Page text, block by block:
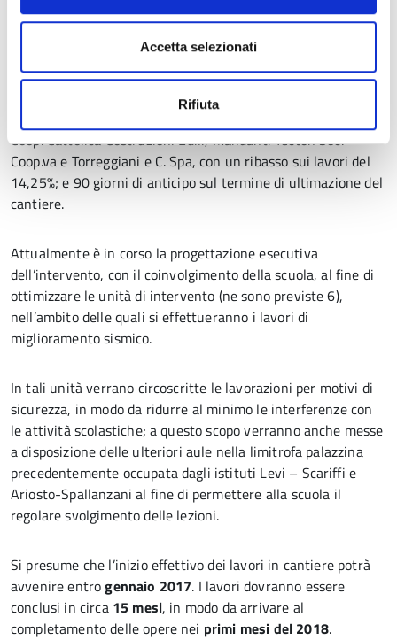
Accetta selezionati
Rifiuta
progetto definitivo, effettuata con il criterio dell’offerta
agosto, ad aggiudicarsi l’appalto, per il“Miglioramento anti-
sismico e messa in sicurezza del Fabbricato denominato
“Ex palazzo della Concezione” sede del Liceo Artistico
Coop. Cattolica Costruzioni Edili, Mandanti Tecton Soc.
Coop.va e Torreggiani e C. Spa, con un ribasso sui lavori del
14,25%; e 90 giorni di anticipo sul termine di ultimazione del
cantiere.
Attualmente è in corso la progettazione esecutiva
dell’intervento, con il coinvolgimento della scuola, al fine di
ottimizzare le unità di intervento (ne sono previste 6),
nell’ambito delle quali si effettueranno i lavori di
miglioramento sismico.
In tali unità verrano circoscritte le lavorazioni per motivi di
sicurezza, in modo da ridurre al minimo le interferenze con
le attività scolastiche; a questo scopo verranno anche messe
a disposizione delle ulteriori aule nella limitrofa palazzina
precedentemente occupata dagli istituti Levi – Scariffi e
Ariosto-Spallanzani al fine di permettere alla scuola il
regolare svolgimento delle lezioni.
Si presume che l’inizio effettivo dei lavori in cantiere potrà
avvenire entrogennaio 2017. I lavori dovranno essere
conclusi in circa 15 mesi, in modo da arrivare al
completamento delle opere nei primi mesi del 2018.